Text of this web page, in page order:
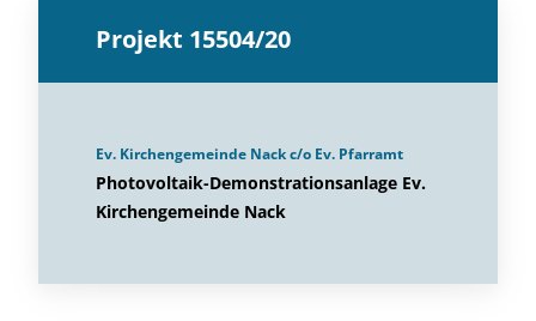
Projekt 15504/20
Ev. Kirchengemeinde Nack c/o Ev. Pfarramt
Photovoltaik-Demonstrationsanlage Ev.
Kirchengemeinde Nack